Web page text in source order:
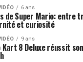
6 ans
de Super Mario: entre
et curiosité
9 ans
Kart 8 Deluxe réussit